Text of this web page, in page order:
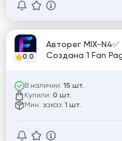
0.0
Авторег MIX-N4✅ | (ВИДЕОСЕЛФИ пройден🎥) |
Создана 1 Fan
В наличии: 15 шт.
Купили: 0 шт.
Мин. заказ: 1 шт.